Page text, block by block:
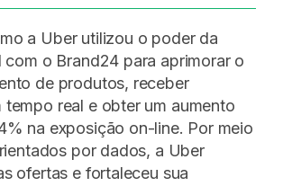
a Uber utilizou o poder da
com o Brand24 para aprimorar o
de produtos, receber
real e obter um aumento
na exposição on-line. Por meio
por dados, a Uber
ofertas e fortaleceu sua